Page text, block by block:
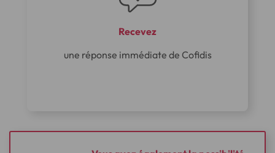
Recevez
une réponse immédiate de Cofidis